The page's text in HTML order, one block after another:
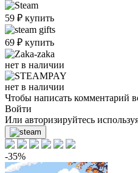
59 ₽ купить
69 ₽ купить
нет в наличии
нет в наличии
Чтобы написать комментарий
Войти
Или авторизируйтесь
-35%